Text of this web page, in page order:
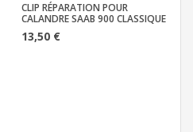
CLIP RÉPARATION POUR
CALANDRE SAAB 900 CLASSIQUE
13,50 €